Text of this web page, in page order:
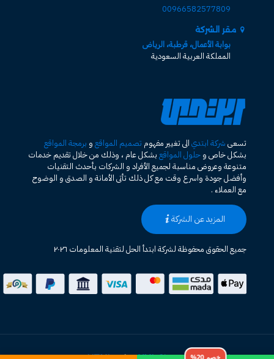
00966582577809
مقر الشركة
بوابة الأعمال، قرطبة، الرياض
المملكة العربية السعودية
خصم 20%
تسعى شركة ابتدي الى تغيير مفهوم تصميم المواقع و برمجة المواقع
بشكل خاص و حلول المواقع بشكل عام ، وذلك من خلال تقديم خدمات
متنوعة وعروض مناسبة لجميع الأفراد و الشركات بأحدث التقنيات
وأفضل جودة واسرع وقت مع كل ذلك تأتى الأمانة و الصدق و الوضوح
مع العملاء .
المزيد عن الشركة
جميع الحقوق محفوظة لشركة ابتدأ الحل لتقنية المعلومات ٢٠٢٦